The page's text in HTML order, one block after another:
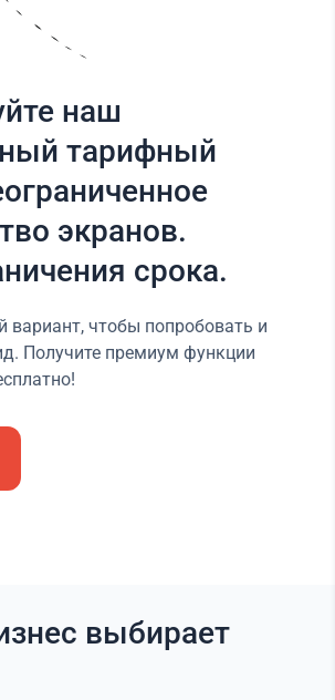
наш
тарифный
экранов.
срока.
вариант, чтобы попробовать и
Получите премиум функции
выбирает